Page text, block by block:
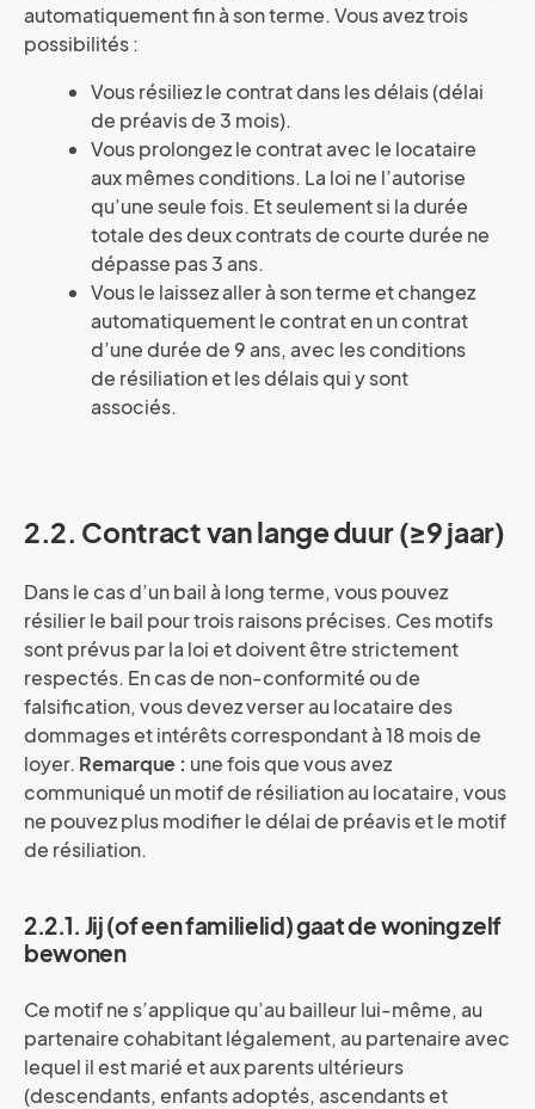
automatiquement fin à son terme. Vous avez trois
possibilités :
Vous résiliez le contrat dans les délais (délai
de préavis de 3 mois).
Vous prolongez le contrat avec le locataire
aux mêmes conditions. La loi ne l’autorise
qu’une seule fois. Et seulement si la durée
totale des deux contrats de courte durée ne
dépasse pas 3 ans.
Vous le laissez aller à son terme et changez
automatiquement le contrat en un contrat
d’une durée de 9 ans, avec les conditions
de résiliation et les délais qui y sont
associés.
2.2. Contract van lange duur (≥9 jaar)
Dans le cas d’un bail à long terme, vous pouvez
résilier le bail pour trois raisons précises. Ces motifs
sont prévus par la loi et doivent être strictement
respectés. En cas de non-conformité ou de
falsification, vous devez verser au locataire des
dommages et intérêts correspondant à 18 mois de
loyer. Remarque : une fois que vous avez
communiqué un motif de résiliation au locataire, vous
ne pouvez plus modifier le délai de préavis et le motif
de résiliation.
2.2.1. Jij (of een familielid) gaat de woning zelf
bewonen
Ce motif ne s’applique qu’au bailleur lui-même, au
partenaire cohabitant légalement, au partenaire avec
lequel il est marié et aux parents ultérieurs
(descendants, enfants adoptés, ascendants et